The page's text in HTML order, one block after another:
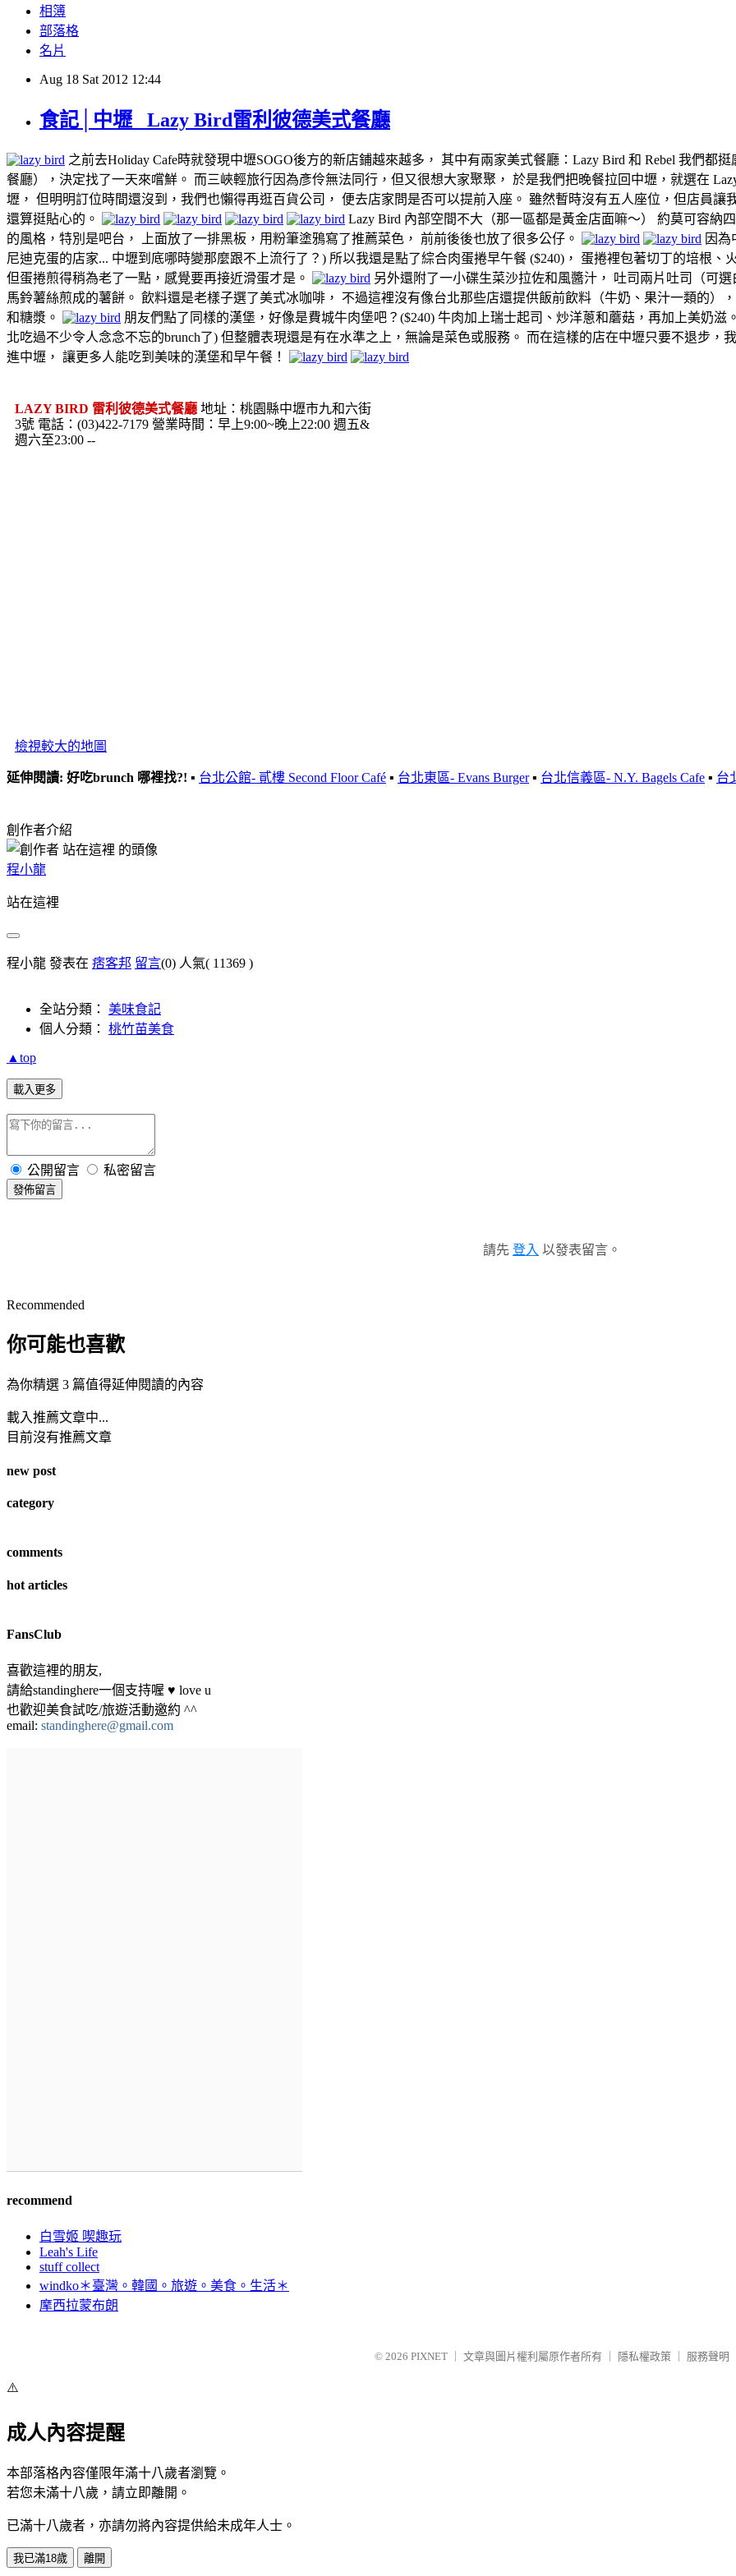
相簿
部落格
名片
Aug 18 Sat 2012 12:44
食記│中壢_ Lazy Bird雷利彼德美式餐廳
之前去Holiday Cafe時就發現中壢SOGO後方的新店鋪越來越多， 其中有兩家美式餐廳：Lazy Bird 和 Rebel 我們都
餐廳），決定找了一天來嚐鮮。 而三峽輕旅行因為彥伶無法同行，但又很想大家聚聚， 於是我們把晚餐拉回中壢，就選在
壢， 但明明訂位時間還沒到，我們也懶得再逛百貨公司， 便去店家問是否可以提前入座。 雖然暫時沒有五人座位，但店員
還算挺貼心的。
Lazy Bird 內部空間不大（那一區都是黃金店面嘛～） 約莫可容納
的風格，特別是吧台， 上面放了一排黑板，用粉筆塗鴉寫了推薦菜色， 前前後後也放了很多公仔。
因為
尼迪克蛋的店家... 中壢到底哪時變那麼跟不上流行了？) 所以我還是點了綜合肉蛋捲早午餐 ($240)， 蛋捲裡包著切丁的培根、
但蛋捲煎得稍為老了一點，感覺要再接近滑蛋才是。
另外還附了一小碟生菜沙拉佐和風醬汁， 吐司兩片吐司（可
馬鈴薯絲煎成的薯餅。 飲料還是老樣子選了美式冰咖啡， 不過這裡沒有像台北那些店還提供飯前飲料（牛奶、果汁一類的）
和糖漿。
朋友們點了同樣的漢堡，好像是費城牛肉堡吧？($240) 牛肉加上瑞士起司、炒洋蔥和蘑菇，再加上美奶滋。
北吃過不少令人念念不忘的brunch了) 但整體表現還是有在水準之上，無論是菜色或服務。 而在這樣的店在中壢只要不退步，
進中壢， 讓更多人能吃到美味的漢堡和早午餐！
LAZY BIRD 雷利彼德美式餐廳 地址：桃園縣中壢市九和六街
3號 電話：(03)422-7179 營業時間：早上9:00~晚上22:00 週五&
週六至23:00 --
檢視較大的地圖
延伸閱讀: 好吃brunch 哪裡找?! ▪ 台北公館- 貳樓 Second Floor Café ▪ 台北東區- Evans Burger▪ 台北信義區- N.Y. Bagels Cafe ▪ 台
創作者介紹
程小龍
站在這裡
程小龍 發表在 痞客邦 留言(0) 人氣( 11369 )
全站分類： 美味食記
個人分類： 桃竹苗美食
▲top
載入更多
公開留言 私密留言
發佈留言
請先 登入 以發表留言。
Recommended
你可能也喜歡
為你精選 3 篇值得延伸閱讀的內容
載入推薦文章中...
目前沒有推薦文章
new post
category
comments
hot articles
FansClub
喜歡這裡的朋友,
請給standinghere一個支持喔 ♥ love u
也歡迎美食試吃/旅遊活動邀約 ^^
email: standinghere@gmail.com
recommend
白雪姬 喫趣玩
Leah's Life
stuff collect
windko＊臺灣。韓國。旅遊。美食。生活＊
摩西拉蒙布朗
© 2026 PIXNET 文章與圖片權利屬原作者所有 隱私權政策 服務聲明
⚠️
成人內容提醒
本部落格內容僅限年滿十八歲者瀏覽。
若您未滿十八歲，請立即離開。
已滿十八歲者，亦請勿將內容提供給未成年人士。
我已滿18歲 離開